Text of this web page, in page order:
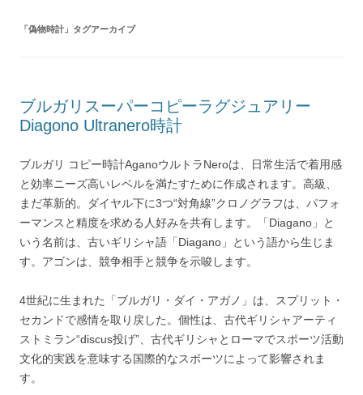
「偽物時計 」タグアーカイブ
ブルガリスーパーコピーラグジュアリー
Diagono Ultranero時計
ブルガリ コピー時計AganoウルトラNeroは、日常生活で着用感
と効率ニーズ高いレベルを満たすために作成されます。高級、
まだ革新的。ダイヤル下に3つ“対角線”クロノグラフは、パフォ
ーマンスと精度を求める人好みを共有します。「Diagano」と
いう名前は、古いギリシャ語「Diagano」という語から生じま
す。アゴンは、競争相手と競争を示唆します。
4世紀に生まれた「ブルガリ・ダイ・アガノ」は、スプリット・
セカンドで感情を取り戻した。個性は、古代ギリシャアーティ
ストミラン“discus投げ”、古代ギリシャとローマでスポーツ活動
文化的実践を意味する国際的なスポーツによって影響されま
す。